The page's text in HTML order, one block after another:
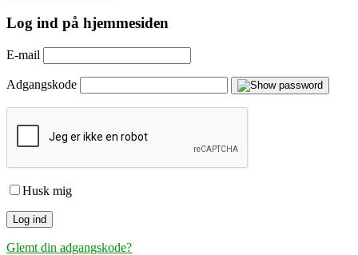
Log ind på hjemmesiden
E-mail
Adgangskode
Husk mig
Glemt din adgangskode?